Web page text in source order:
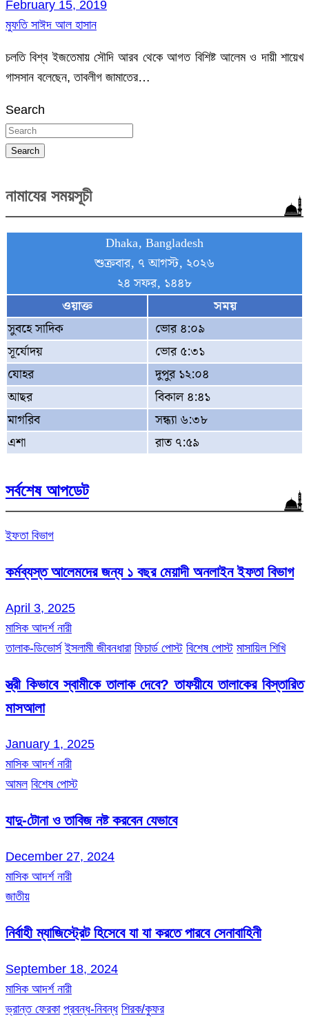
February 15, 2019
মুফতি সাঈদ আল হাসান
চলতি বিশ্ব ইজতেমায় সৌদি আরব থেকে আগত বিশিষ্ট আলেম ও দায়ী শায়েখ
গাসসান বলেছেন, তাবলীগ জামাতের…
Search
Search
নামাযের সময়সূচী
Dhaka, Bangladesh
শুক্রবার, ৭ আগস্ট, ২০২৬
২৪ সফর, ১৪৪৮
ওয়াক্ত
সময়
সুবহে সাদিক
ভোর ৪:০৯
সূর্যোদয়
ভোর ৫:৩১
যোহর
দুপুর ১২:০৪
আছর
বিকাল ৪:৪১
মাগরিব
সন্ধ্যা ৬:৩৮
এশা
রাত ৭:৫৯
সর্বশেষ আপডেট
ইফতা বিভাগ
কর্মব্যস্ত আলেমদের জন্য ১ বছর মেয়াদী অনলাইন ইফতা বিভাগ
April 3, 2025
মাসিক আদর্শ নারী
তালাক-ডিভোর্স ইসলামী জীবনধারা ফিচার্ড পোস্ট বিশেষ পোস্ট মাসায়িল শিখি
স্ত্রী কিভাবে স্বামীকে তালাক দেবে? তাফয়ীযে তালাকের বিস্তারিত
মাসআলা
January 1, 2025
মাসিক আদর্শ নারী
আমল বিশেষ পোস্ট
যাদু-টোনা ও তাবিজ নষ্ট করবেন যেভাবে
December 27, 2024
মাসিক আদর্শ নারী
জাতীয়
নির্বাহী ম্যাজিস্ট্রেট হিসেবে যা যা করতে পারবে সেনাবাহিনী
September 18, 2024
মাসিক আদর্শ নারী
ভ্রান্ত ফেরকা প্রবন্ধ-নিবন্ধ শিরক/কুফর